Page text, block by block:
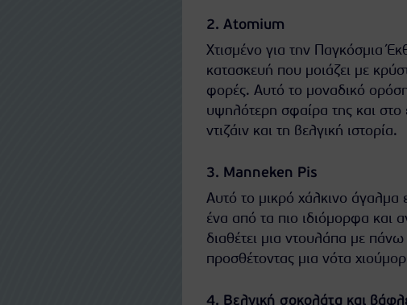
2. Atomium
Χτισμένο για την Παγκόσμια
κατασκευή που μοιάζει με
φορές. Αυτό το μοναδικό
υψηλότερη σφαίρα της και στο
ντιζάιν και τη βελγική ιστορία.
3. Manneken Pis
Αυτό το μικρό χάλκινο άγαλμα
ένα από τα πιο ιδιόμορφα
διαθέτει μια ντουλάπα με
προσθέτοντας μια νότα
4. Βελγική σοκολάτα και